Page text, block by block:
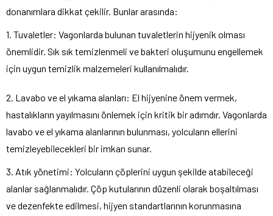
donanımlara dikkat çekilir. Bunlar arasında:
1. Tuvaletler: Vagonlarda bulunan tuvaletlerin hijyenik olması
önemlidir. Sık sık temizlenmeli ve bakteri oluşumunu engellemek
için uygun temizlik malzemeleri kullanılmalıdır.
2. Lavabo ve el yıkama alanları: El hijyenine önem vermek,
hastalıkların yayılmasını önlemek için kritik bir adımdır. Vagonlarda
lavabo ve el yıkama alanlarının bulunması, yolcuların ellerini
temizleyebilecekleri bir imkan sunar.
3. Atık yönetimi: Yolcuların çöplerini uygun şekilde atabileceği
alanlar sağlanmalıdır. Çöp kutularının düzenli olarak boşaltılması
ve dezenfekte edilmesi, hijyen standartlarının korunmasına